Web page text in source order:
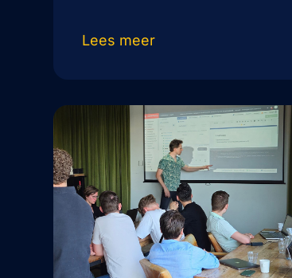
Lees meer